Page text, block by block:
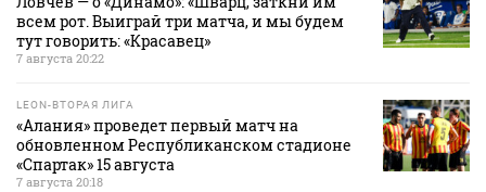
всем рот. Выиграй три матча, и мы будем
тут говорить: «Красавец»
7 августа 20:22
LEON-ВТОРАЯ ЛИГА
«Алания» проведет первый матч на
обновленном Республиканском стадионе
«Спартак» 15 августа
7 августа 20:18